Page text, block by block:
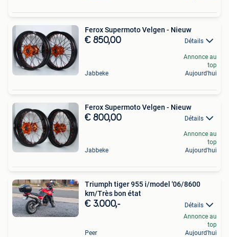
Ferox Supermoto Velgen - Nieuw
€ 850,00 Détails
Jabbeke
Annonce au
top
Aujourd'hui
Ferox Supermoto Velgen - Nieuw
€ 800,00 Détails
Jabbeke
Annonce au
top
Aujourd'hui
Triumph tiger 955 i/model '06/8600
km/Très bon état
€ 3.000,- Détails
Peer
Annonce au
top
Aujourd'hui